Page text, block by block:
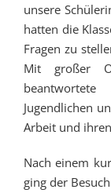
unsere
hatten die
Fragen zu
Mit großer
Jugendlichen
Arbeit und
Nach einem
ging der